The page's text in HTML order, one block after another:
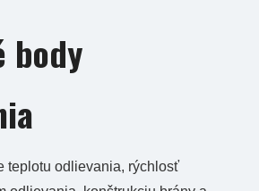
body
teplotu odlievania, rýchlosť